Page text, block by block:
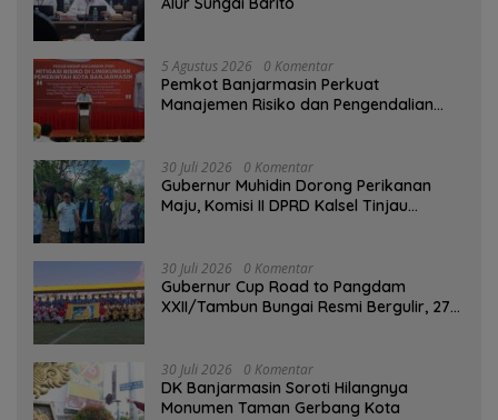
5 Agustus 2026 0 Komentar
Pemkot Banjarmasin Perkuat
Manajemen Risiko dan Pengendalian
30 Juli 2026 0 Komentar
Gubernur Muhidin Dorong Perikanan
Maju, Komisi II DPRD Kalsel Tinjau
30 Juli 2026 0 Komentar
Gubernur Cup Road to Pangdam
XXII/Tambun Bungai Resmi Bergulir, 27
30 Juli 2026 0 Komentar
DK Banjarmasin Soroti Hilangnya
Monumen Taman Gerbang Kota